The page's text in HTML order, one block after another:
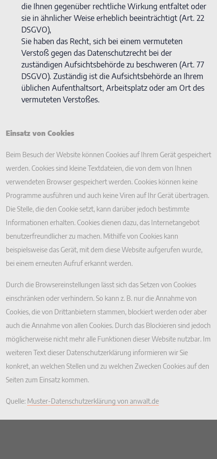
die Ihnen gegenüber rechtliche Wirkung entfaltet oder
sie in ähnlicher Weise erheblich beeinträchtigt (Art. 22
DSGVO),
Sie haben das Recht, sich bei einem vermuteten
Verstoß gegen das Datenschutzrecht bei der
zuständigen Aufsichtsbehörde zu beschweren (Art. 77
DSGVO). Zuständig ist die Aufsichtsbehörde an Ihrem
üblichen Aufenthaltsort, Arbeitsplatz oder am Ort des
vermuteten Verstoßes.
Einsatz von Cookies
Beim Besuch der Website können Cookies auf Ihrem Gerät gespeichert
werden. Cookies sind kleine Textdateien, die von dem von Ihnen
verwendeten Browser gespeichert werden. Cookies können keine
Programme ausführen und auch keine Viren auf Ihr Gerät übertragen.
Die Stelle, die den Cookie setzt, kann darüber jedoch bestimmte
Informationen erhalten. Cookies dienen dazu, das Internetangebot
benutzerfreundlicher zu machen. Mithilfe von Cookies kann
beispielsweise das Gerät, mit dem diese Website aufgerufen wurde,
bei einem erneuten Aufruf erkannt werden.
Durch die Browsereinstellungen lässt sich das Setzen von Cookies
einschränken oder verhindern. So kann z. B. nur die Annahme von
Cookies, die von Drittanbietern stammen, blockiert werden oder aber
auch die Annahme von allen Cookies. Durch das Blockieren sind jedoch
möglicherweise nicht mehr alle Funktionen dieser Website nutzbar. Im
weiteren Text dieser Datenschutzerklärung informieren wir Sie
konkret, an welchen Stellen und zu welchen Zwecken Cookies auf den
Seiten zum Einsatz kommen.
Quelle: Muster-Datenschutzerklärung von anwalt.de